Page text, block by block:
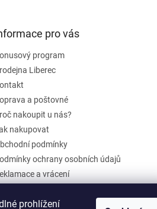
prohlížení
pro vás
program
Liberec
a poštovné
nakoupit u nás?
nakupovat
podmínky
ochrany osobních údajů
a vrácení
obchodu